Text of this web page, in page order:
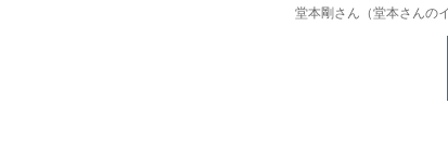
堂本剛さん（堂本さんの